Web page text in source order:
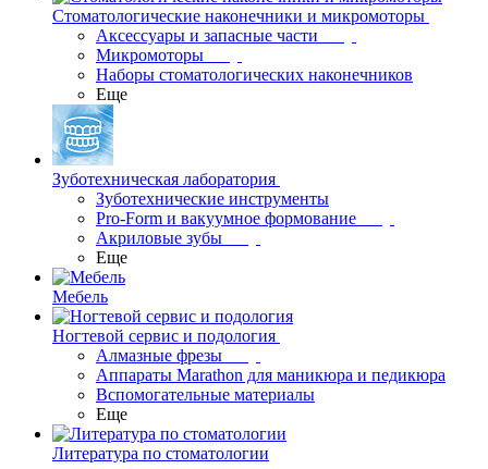
Стоматологические наконечники и микромоторы
Аксессуары и запасные части
Микромоторы
Наборы стоматологических наконечников
Еще
Зуботехническая лаборатория
Зуботехнические инструменты
Pro-Form и вакуумное формование
Акриловые зубы
Еще
Мебель
Ногтевой сервис и подология
Алмазные фрезы
Аппараты Marathon для маникюра и педикюра
Вспомогательные материалы
Еще
Литература по стоматологии